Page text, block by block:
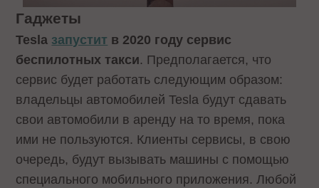
Гаджеты
Tesla запустит в 2020 году сервис
беспилотных такси. Предполагается, что
сервис будет работать следующим образом:
владельцы автомобилей Tesla будут сдавать
свои автомобили в аренду на то время, пока
ими не пользуются. Клиенты сервисы, в свою
очередь, будут вызывать машины с помощью
специального мобильного приложения. Любой